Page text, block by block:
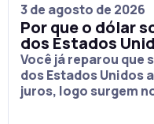
3 de agosto de 2026
Por que o dólar
dos Estados
Você já reparou que
dos Estados Unidos
juros, logo surgem